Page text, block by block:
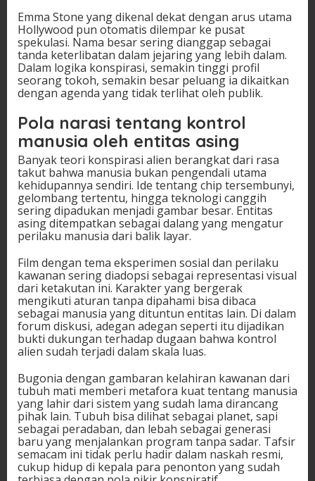
Emma Stone yang dikenal dekat dengan arus utama
Hollywood pun otomatis dilempar ke pusat
spekulasi. Nama besar sering dianggap sebagai
tanda keterlibatan dalam jejaring yang lebih dalam.
Dalam logika konspirasi, semakin tinggi profil
seorang tokoh, semakin besar peluang ia dikaitkan
dengan agenda yang tidak terlihat oleh publik.
Pola narasi tentang kontrol
manusia oleh entitas asing
Banyak teori konspirasi alien berangkat dari rasa
takut bahwa manusia bukan pengendali utama
kehidupannya sendiri. Ide tentang chip tersembunyi,
gelombang tertentu, hingga teknologi canggih
sering dipadukan menjadi gambar besar. Entitas
asing ditempatkan sebagai dalang yang mengatur
perilaku manusia dari balik layar.
Film dengan tema eksperimen sosial dan perilaku
kawanan sering diadopsi sebagai representasi visual
dari ketakutan ini. Karakter yang bergerak
mengikuti aturan tanpa dipahami bisa dibaca
sebagai manusia yang dituntun entitas lain. Di dalam
forum diskusi, adegan adegan seperti itu dijadikan
bukti dukungan terhadap dugaan bahwa kontrol
alien sudah terjadi dalam skala luas.
Bugonia dengan gambaran kelahiran kawanan dari
tubuh mati memberi metafora kuat tentang manusia
yang lahir dari sistem yang sudah lama dirancang
pihak lain. Tubuh bisa dilihat sebagai planet, sapi
sebagai peradaban, dan lebah sebagai generasi
baru yang menjalankan program tanpa sadar. Tafsir
semacam ini tidak perlu hadir dalam naskah resmi,
cukup hidup di kepala para penonton yang sudah